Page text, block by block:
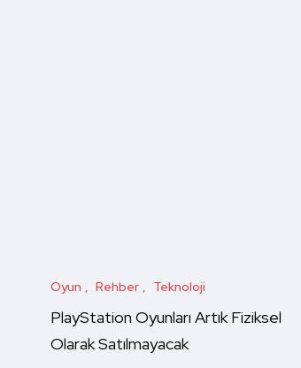
Oyun Rehber Teknoloji
PlayStation Oyunları Artık Fiziksel
Olarak Satılmayacak